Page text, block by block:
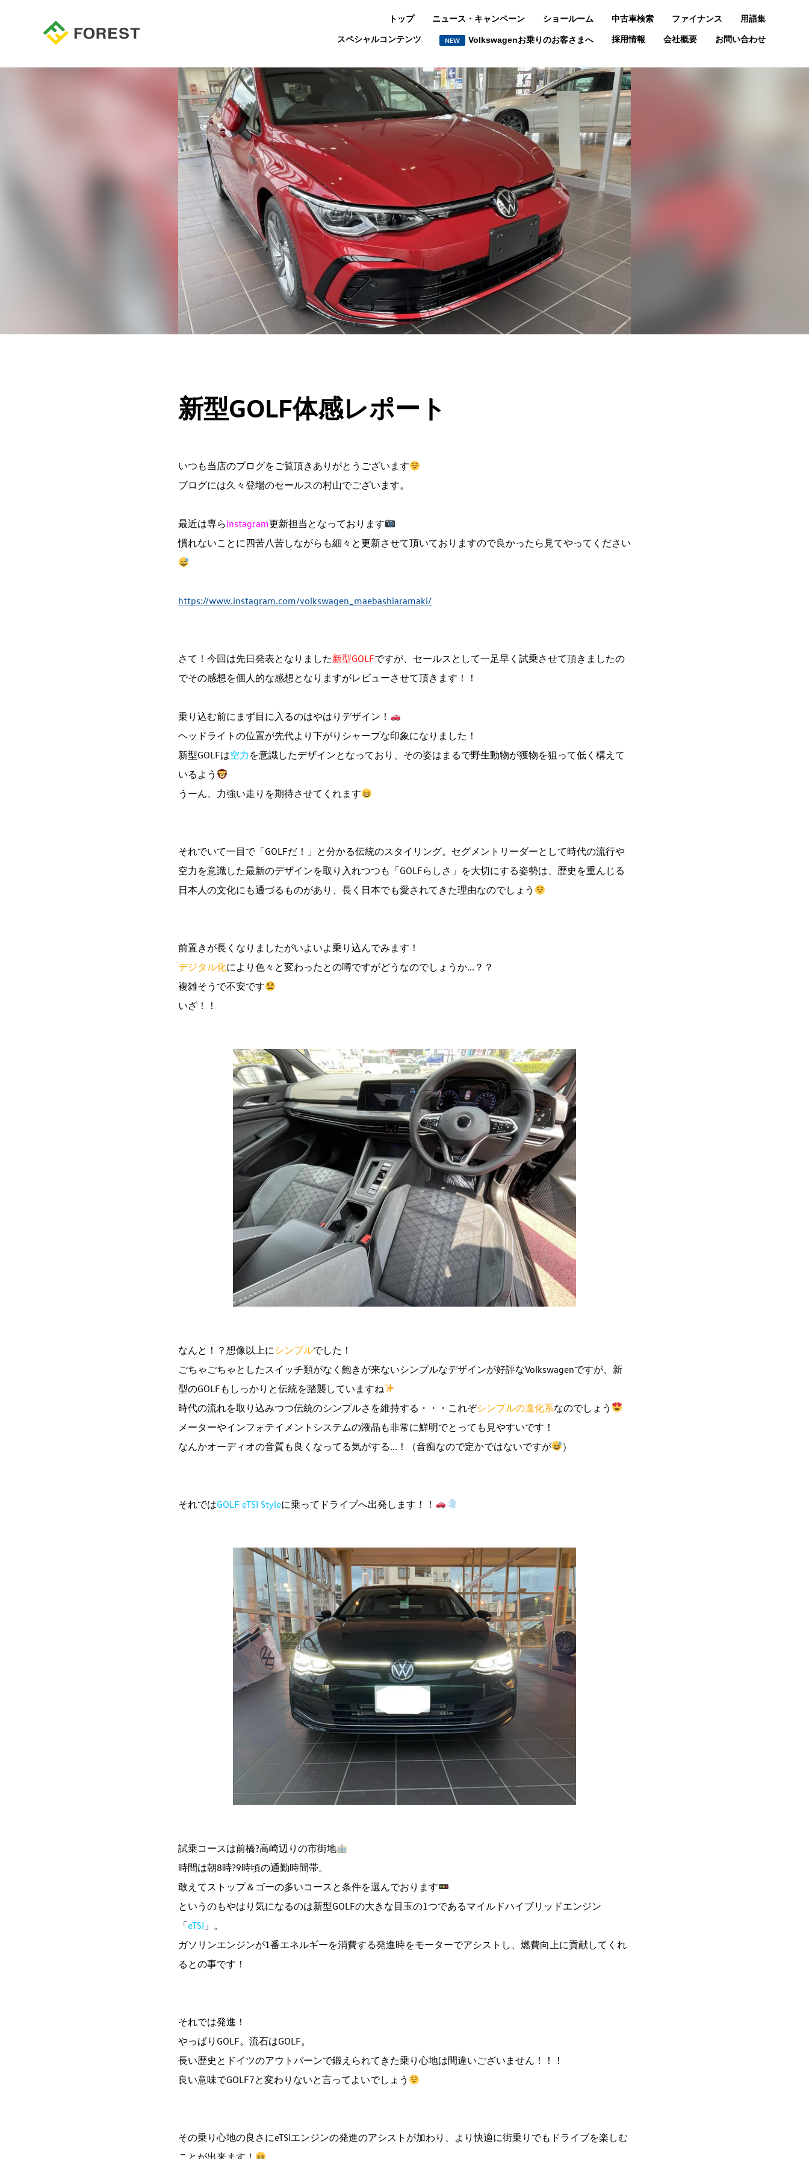
トップ ニュース・キャンペーン ショールーム 中古車検索 ファイナンス 用語集
スペシャルコンテンツ NEW Volkswagenお乗りのお客さまへ 採用情報 会社概要 お問い合わせ
新型GOLF体感レポート
いつも当店のブログをご覧頂きありがとうございます
ブログには久々登場のセールスの村山でございます。
最近は専らInstagram更新担当となっております
慣れないことに四苦八苦しながらも細々と更新させて頂いておりますので良かったら見てやってください
https://www.instagram.com/volkswagen_maebashiaramaki/
さて！今回は先日発表となりました新型GOLFですが、セールスとして一足早く試乗させて頂きましたの
でその感想を個人的な感想となりますがレビューさせて頂きます！！
乗り込む前にまず目に入るのはやはりデザイン！
ヘッドライトの位置が先代より下がりシャープな印象になりました！
新型GOLFは空力 を意識したデザインとなっており、その姿はまるで野生動物が獲物を狙って低く構えて
いるよう
うーん、力強い走りを期待させてくれます
それでいて一目で「GOLFだ！」と分かる伝統のスタイリング。セグメントリーダーとして時代の流行や
空力を意識した最新のデザインを取り入れつつも「GOLFらしさ」を大切にする姿勢は、歴史を重んじる
日本人の文化にも通づるものがあり、長く日本でも愛されてきた理由なのでしょう
前置きが長くなりましたがいよいよ乗り込んでみます！
デジタル化により色々と変わったとの噂ですがどうなのでしょうか...？？
複雑そうで不安です
いざ！！
なんと！？想像以上に シンプルでした！
ごちゃごちゃとしたスイッチ類がなく飽きが来ないシンプルなデザインが好評なVolkswagenですが、新
型のGOLFもしっかりと伝統を踏襲していますね
時代の流れを取り込みつつ伝統のシンプルさを維持する・・・これぞシンプルの進化系なのでしょう
メーターやインフォテイメントシステムの液晶も非常に鮮明でとっても見やすいです！
なんかオーディオの音質も良くなってる気がする...！（音痴なので定かではないですが
）
それではGOLF eTSI Styleに乗ってドライブへ出発します！！
試乗コースは前橋?高崎辺りの市街地
時間は朝8時?9時頃の通勤時間帯。
敢えてストップ＆ゴーの多いコースと条件を選んでおります
というのもやはり気になるのは新型GOLFの大きな目玉の1つであるマイルドハイブリッドエンジン
「eTSI 」。
ガソリンエンジンが1番エネルギーを消費する発進時をモーターでアシストし、燃費向上に貢献してくれ
るとの事です！
それでは発進！
やっぱりGOLF。流石はGOLF。
長い歴史とドイツのアウトバーンで鍛えられてきた乗り心地は間違いございません！！！
良い意味でGOLF7と変わりないと言ってよいでしょう
その乗り心地の良さにeTSIエンジンの発進のアシストが加わり、より快適に街乗りでもドライブを楽しむ
ことが出来ます！